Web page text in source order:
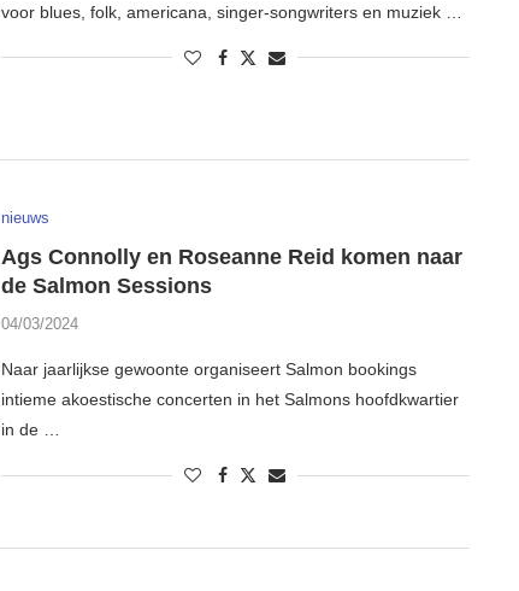
voor blues, folk, americana, singer-songwriters en muziek …
nieuws
Ags Connolly en Roseanne Reid komen naar
de Salmon Sessions
04/03/2024
Naar jaarlijkse gewoonte organiseert Salmon bookings
intieme akoestische concerten in het Salmons hoofdkwartier
in de …